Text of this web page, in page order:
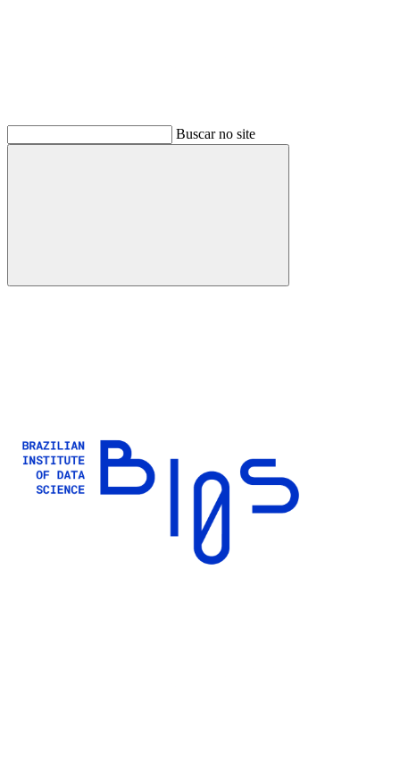
Buscar no site
Buscar